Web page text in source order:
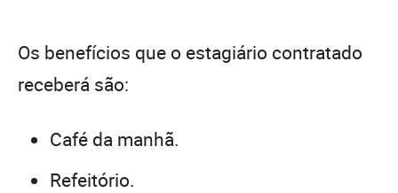
Os benefícios que o estagiário contratado
receberá são:
Café da manhã.
Refeitório.